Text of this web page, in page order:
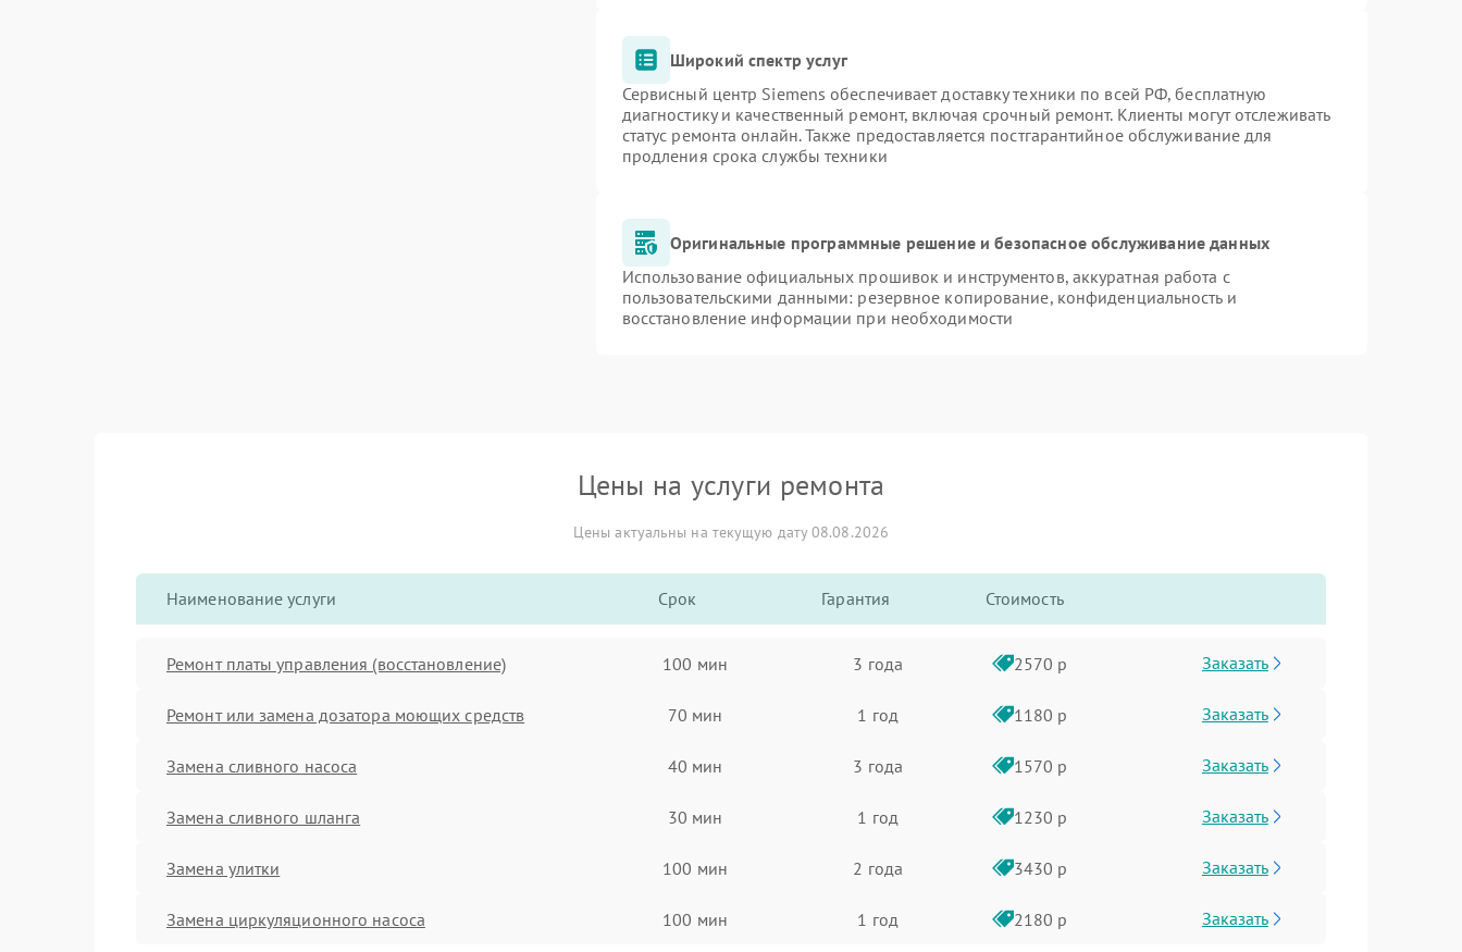
Широкий спектр услуг
Сервисный центр Siemens обеспечивает доставку техники по всей РФ, бесплатную
диагностику и качественный ремонт, включая срочный ремонт. Клиенты могут отслеживать
статус ремонта онлайн. Также предоставляется постгарантийное обслуживание для
продления срока службы техники
Оригинальные программные решение и безопасное обслуживание данных
Использование официальных прошивок и инструментов, аккуратная работа с
пользовательскими данными: резервное копирование, конфиденциальность и
восстановление информации при необходимости
Цены на услуги ремонта
Цены актуальны на текущую дату 08.08.2026
Наименование услуги Срок Гарантия Стоимость
Ремонт платы управления (восстановление) 100 мин 3 года 2570 р Заказать
Ремонт или замена дозатора моющих средств 70 мин 1 год 1180 р Заказать
Замена сливного насоса 40 мин 3 года 1570 р Заказать
Замена сливного шланга 30 мин 1 год 1230 р Заказать
Замена улитки 100 мин 2 года 3430 р Заказать
Замена циркуляционного насоса 100 мин 1 год 2180 р Заказать